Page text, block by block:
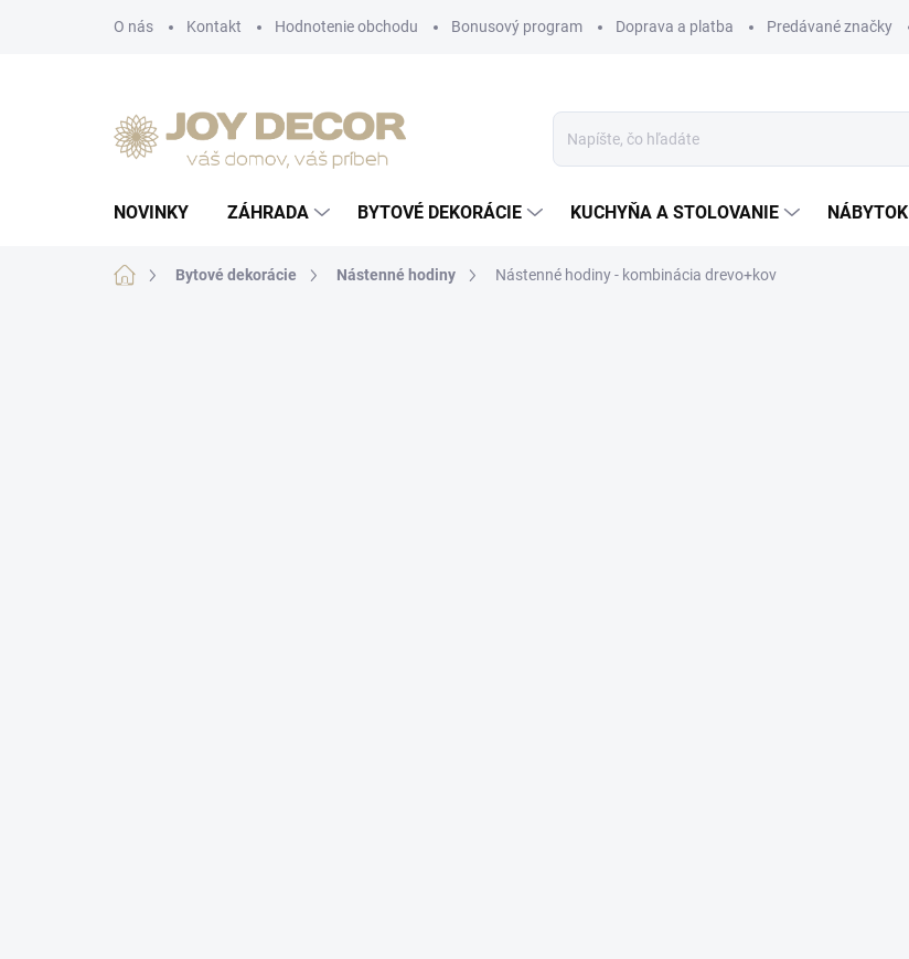
O nás Kontakt Hodnotenie obchodu Bonusový program Doprava a platba Predávané značky
NOVINKY ZÁHRADA BYTOVÉ DEKORÁCIE KUCHYŇA A STOLOVANIE NÁBYTOK
DomovBytové dekorácie Nástenné hodiny Nástenné hodiny - kombinácia drevo+kov